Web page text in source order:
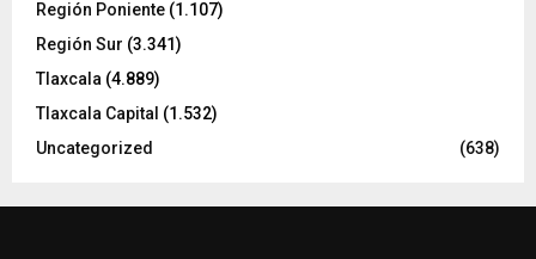
Región Poniente (1.107)
Región Sur (3.341)
Tlaxcala (4.889)
Tlaxcala Capital (1.532)
Uncategorized
(638)